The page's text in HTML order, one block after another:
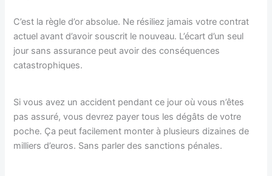
C’est la règle d’or absolue. Ne résiliez jamais votre contrat
actuel avant d’avoir souscrit le nouveau. L’écart d’un seul
jour sans assurance peut avoir des conséquences
catastrophiques.
Si vous avez un accident pendant ce jour où vous n’êtes
pas assuré, vous devrez payer tous les dégâts de votre
poche. Ça peut facilement monter à plusieurs dizaines de
milliers d’euros. Sans parler des sanctions pénales.